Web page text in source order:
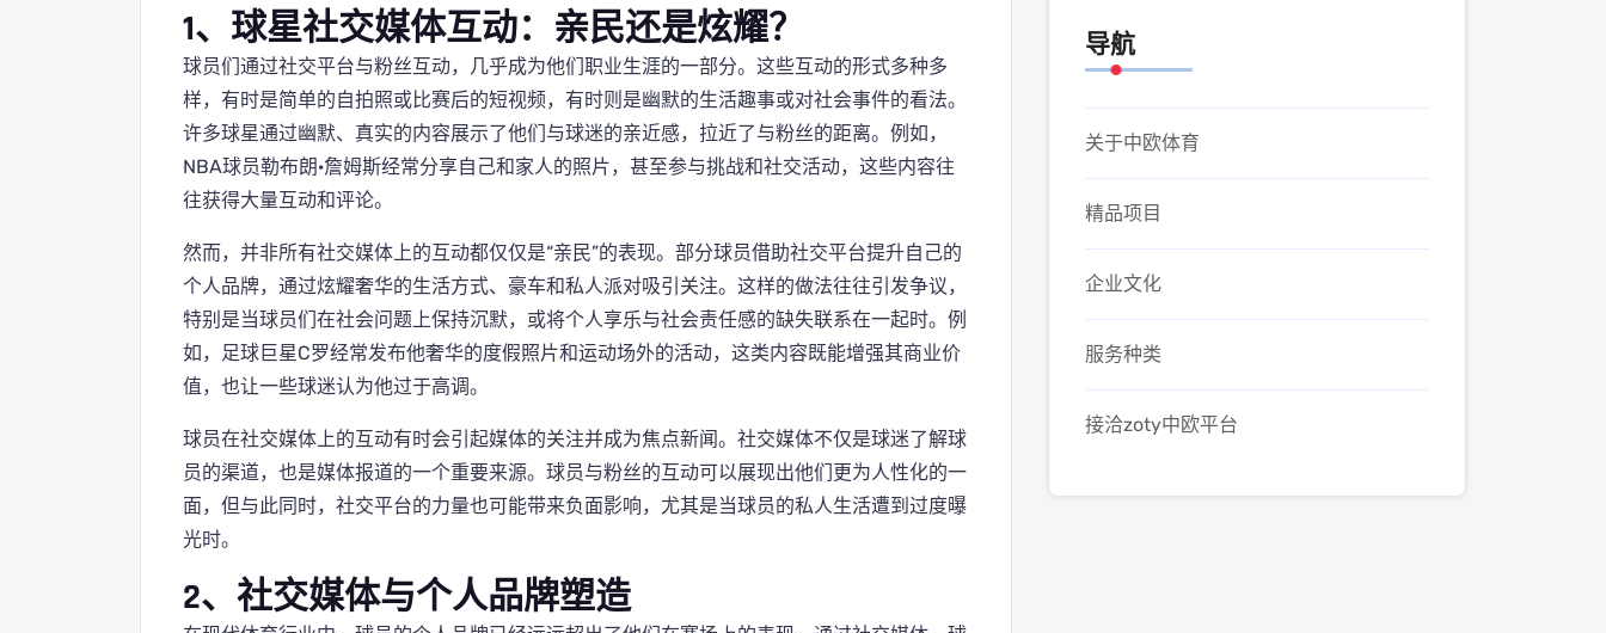
1、球星社交媒体互动：亲民还是炫耀？
球员们通过社交平台与粉丝互动，几乎成为他们职业生涯的一部分。这些互动的形式多种多
样，有时是简单的自拍照或比赛后的短视频，有时则是幽默的生活趣事或对社会事件的看法。
许多球星通过幽默、真实的内容展示了他们与球迷的亲近感，拉近了与粉丝的距离。例如，
NBA球员勒布朗·詹姆斯经常分享自己和家人的照片，甚至参与挑战和社交活动，这些内容往
往获得大量互动和评论。
然而，并非所有社交媒体上的互动都仅仅是“亲民”的表现。部分球员借助社交平台提升自己的
个人品牌，通过炫耀奢华的生活方式、豪车和私人派对吸引关注。这样的做法往往引发争议，
特别是当球员们在社会问题上保持沉默，或将个人享乐与社会责任感的缺失联系在一起时。例
如，足球巨星C罗经常发布他奢华的度假照片和运动场外的活动，这类内容既能增强其商业价
值，也让一些球迷认为他过于高调。
球员在社交媒体上的互动有时会引起媒体的关注并成为焦点新闻。社交媒体不仅是球迷了解球
员的渠道，也是媒体报道的一个重要来源。球员与粉丝的互动可以展现出他们更为人性化的一
面，但与此同时，社交平台的力量也可能带来负面影响，尤其是当球员的私人生活遭到过度曝
光时。
2、社交媒体与个人品牌塑造
导航
关于中欧体育
精品项目
企业文化
服务种类
接洽zoty中欧平台